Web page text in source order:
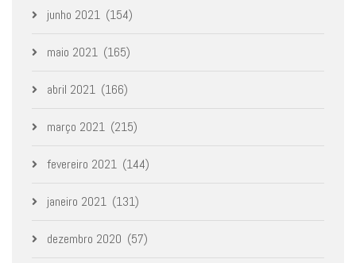
junho 2021 (154)
maio 2021 (165)
abril 2021 (166)
março 2021 (215)
fevereiro 2021 (144)
janeiro 2021 (131)
dezembro 2020 (57)